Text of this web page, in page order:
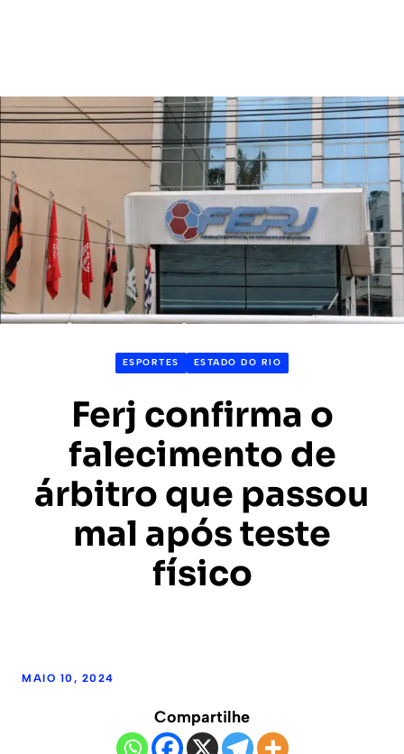
ESPORTES ESTADO DO RIO
Ferj confirma o
falecimento de
árbitro que passou
mal após teste
físico
MAIO 10, 2024
Compartilhe